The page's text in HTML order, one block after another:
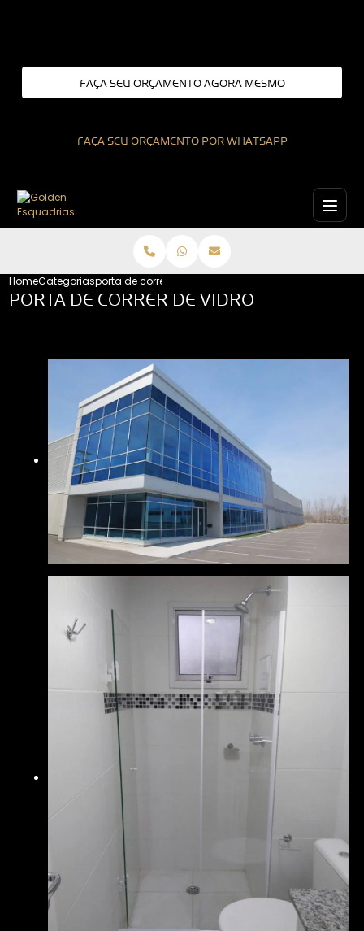
FAÇA SEU ORÇAMENTO AGORA MESMO
FAÇA SEU ORÇAMENTO POR WHATSAPP
HomeCategoriasporta de correr de vidro
PORTA DE CORRER DE VIDRO